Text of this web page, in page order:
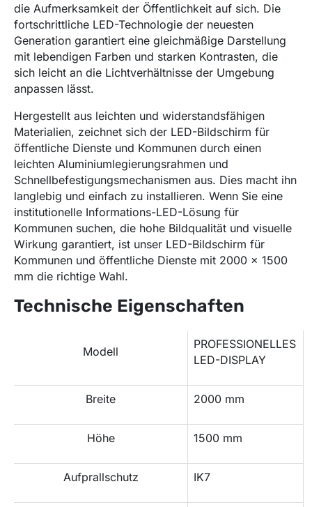
die Aufmerksamkeit der Öffentlichkeit auf sich. Die
fortschrittliche LED-Technologie der neuesten
Generation garantiert eine gleichmäßige Darstellung
mit lebendigen Farben und starken Kontrasten, die
sich leicht an die Lichtverhältnisse der Umgebung
anpassen lässt.
Hergestellt aus leichten und widerstandsfähigen
Materialien, zeichnet sich der LED-Bildschirm für
öffentliche Dienste und Kommunen durch einen
leichten Aluminiumlegierungsrahmen und
Schnellbefestigungsmechanismen aus. Dies macht ihn
langlebig und einfach zu installieren. Wenn Sie eine
institutionelle Informations-LED-Lösung für
Kommunen suchen, die hohe Bildqualität und visuelle
Wirkung garantiert, ist unser LED-Bildschirm für
Kommunen und öffentliche Dienste mit 2000 x 1500
mm die richtige Wahl.
Technische Eigenschaften
Modell
PROFESSIONELLES
LED-DISPLAY
Breite 2000 mm
Höhe 1500 mm
Aufprallschutz IK7